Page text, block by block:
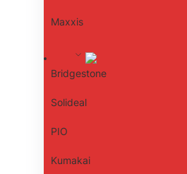
Maxxis
Bridgestone
Solideal
PIO
Kumakai